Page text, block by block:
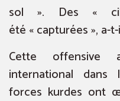
sol ». Des «
été « capturées », a-
Cette
international
forces kurdes ont